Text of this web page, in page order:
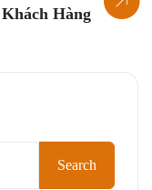
Hàng
Search